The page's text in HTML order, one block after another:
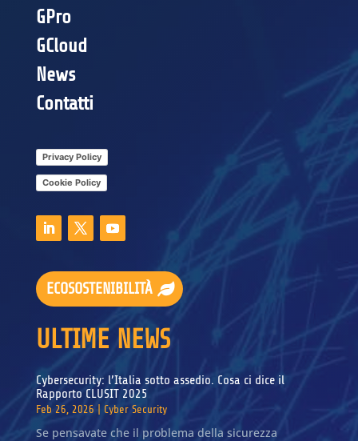
GPro
GCloud
News
Contatti
Privacy Policy
Cookie Policy
ECOSOSTENIBILITÀ
ULTIME NEWS
Cybersecurity: l’Italia sotto assedio. Cosa ci dice il
Rapporto CLUSIT 2025
Feb 26, 2026 Cyber Security
Se pensavate che il problema della sicurezza